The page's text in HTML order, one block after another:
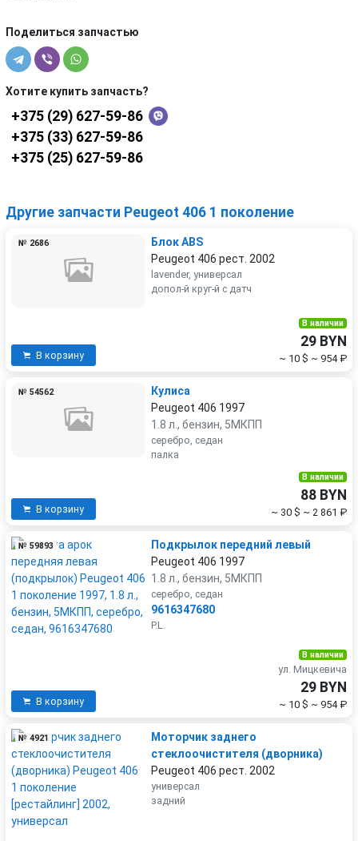
Поделиться запчастью
Хотите купить запчасть?
+375 (29) 627-59-86
+375 (33) 627-59-86
+375 (25) 627-59-86
Другие запчасти Peugeot 406 1 поколение
№ 2686
Блок ABS
Peugeot 406 рест. 2002
lavender, универсал
допол-й круг-й с датч
В корзину
В наличии
29 BYN
~ 10 $ ~ 954 ₽
№ 54562
Кулиса
Peugeot 406 1997
1.8 л., бензин, 5МКПП
серебро, седан
палка
В корзину
В наличии
88 BYN
~ 30 $ ~ 2 861 ₽
№ 59893
Подкрылок передний левый
Peugeot 406 1997
1.8 л., бензин, 5МКПП
серебро, седан
9616347680
P.L.
В корзину
В наличии
ул. Мицкевича
29 BYN
~ 10 $ ~ 954 ₽
№ 4921
Моторчик заднего
стеклоочистителя (дворника)
Peugeot 406 рест. 2002
универсал
задний